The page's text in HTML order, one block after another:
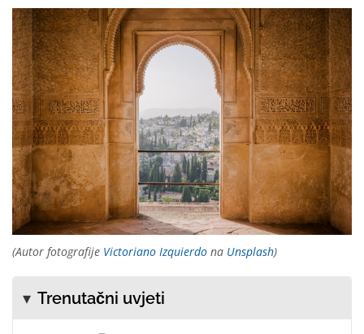
(Autor fotografije Victoriano Izquierdo na Unsplash)
Trenutačni uvjeti